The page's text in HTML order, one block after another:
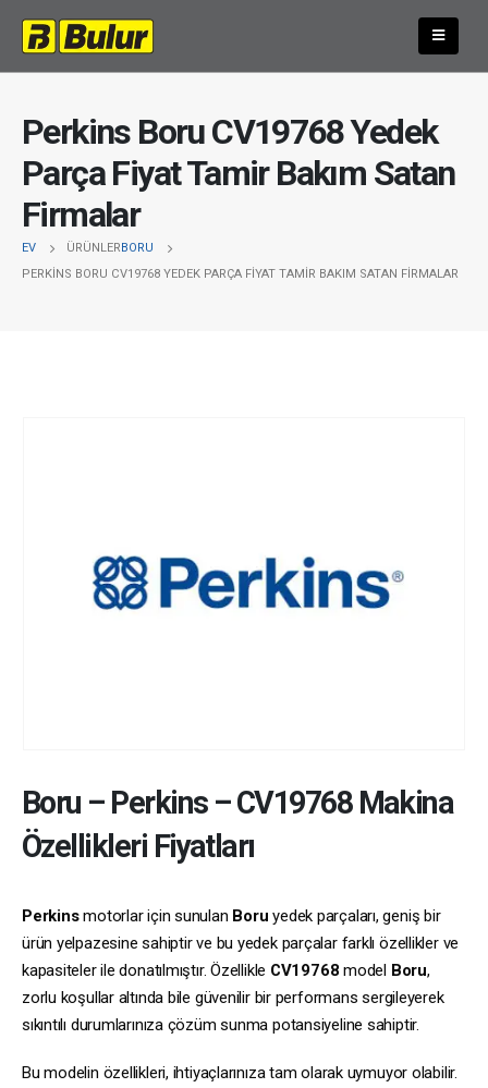
Perkins Boru CV19768 Yedek
Parça Fiyat Tamir Bakım Satan
Firmalar
EV ÜRÜNLERBORU
PERKINS BORU CV19768 YEDEK PARÇA FIYAT TAMIR BAKIM SATAN FIRMALAR
Boru – Perkins–CV19768Makina
Özellikleri Fiyatları
Perkinsmotorlar için sunulan Boru yedek parçaları, geniş bir
ürün yelpazesine sahiptir ve bu yedek parçalar farklı özellikler ve
kapasiteler ile donatılmıştır. Özellikle CV19768 model Boru,
zorlu koşullar altında bile güvenilir bir performans sergileyerek
sıkıntılı durumlarınıza çözüm sunma potansiyeline sahiptir.
Bu modelin özellikleri, ihtiyaçlarınıza tam olarak uymuyor olabilir.